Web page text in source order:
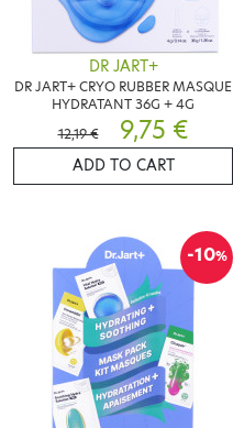
DR JART+
DR JART+ CRYO RUBBER MASQUE
HYDRATANT 36G + 4G
12,19 €
9,75 €
ADD TO CART
-10%